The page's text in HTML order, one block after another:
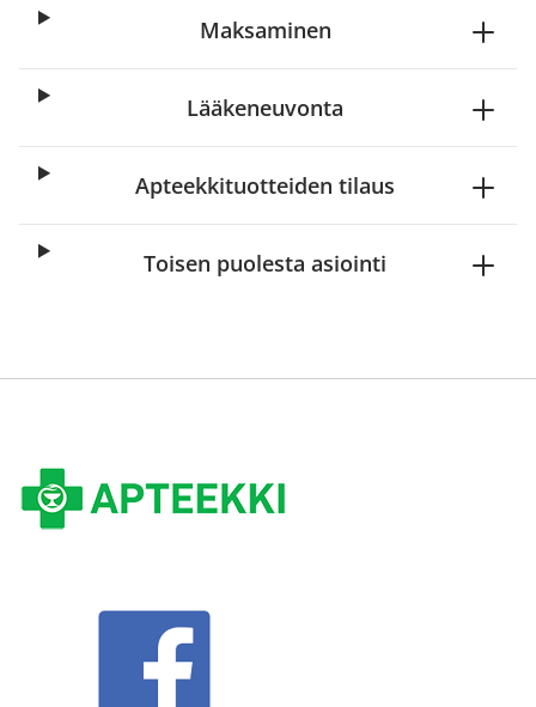
Maksaminen
Lääkeneuvonta
Apteekkituotteiden tilaus
Toisen puolesta asiointi